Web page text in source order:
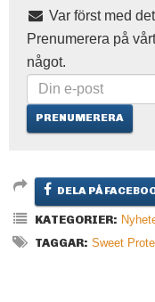
Var först med
Prenumerera på
något.
DELA PÅ
KATEGORIER:
TAGGAR: Sweet